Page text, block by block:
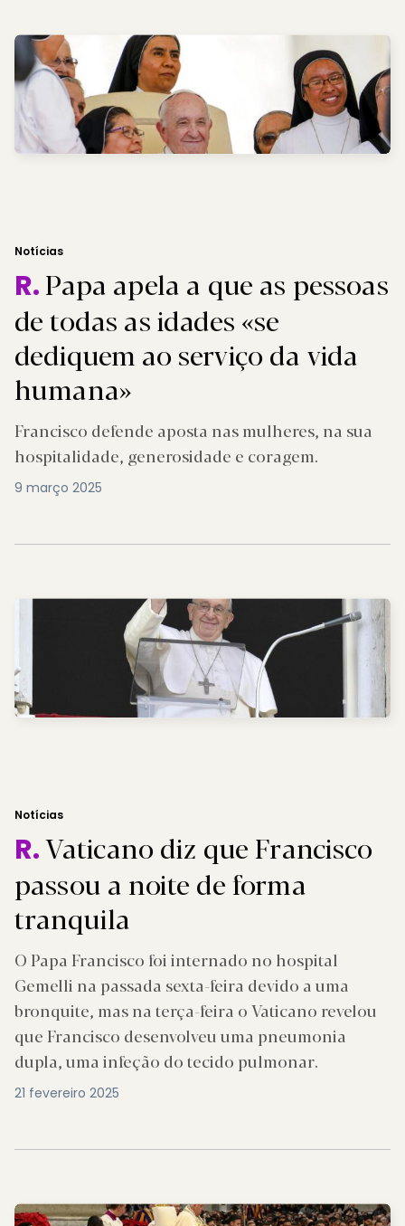
Notícias
R.Papa apela a que as pessoas
de todas as idades «se
dediquem ao serviço da vida
humana»
Francisco defende aposta nas mulheres, na sua
hospitalidade, generosidade e coragem.
9 março 2025
Notícias
R.Vaticano diz que Francisco
passou a noite de forma
tranquila
O Papa Francisco foi internado no hospital
Gemelli na passada sexta-feira devido a uma
bronquite, mas na terça-feira o Vaticano revelou
que Francisco desenvolveu uma pneumonia
dupla, uma infeção do tecido pulmonar.
21 fevereiro 2025